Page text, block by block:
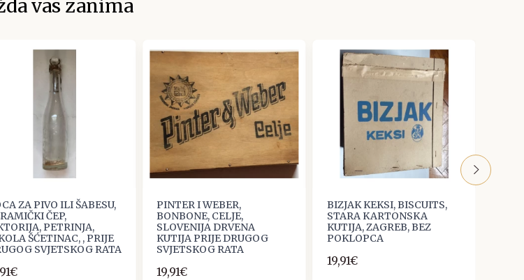
vas zanima
ZA PIVO ILI ŠABESU,
ČEP,
PETRINJA,
ŠĆETINAC, , PRIJE
SVJETSKOG RATA
PINTER I WEBER,
BONBONE, CELJE,
SLOVENIJA DRVENA
KUTIJA PRIJE DRUGOG
SVJETSKOG RATA
19,91€
BIZJAK KEKSI, BISCUITS,
STARA KARTONSKA
KUTIJA, ZAGREB, BEZ
POKLOPCA
19,91€